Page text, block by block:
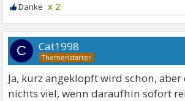
x 2
C Cat1998
Ja, kurz angeklopft wird schon,
nichts viel, wenn daraufhin sofort